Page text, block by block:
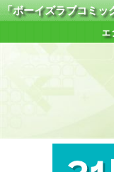
「ボーイズラブコミッ